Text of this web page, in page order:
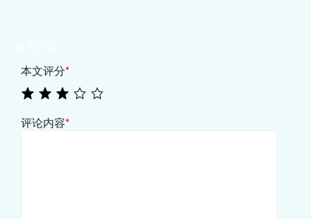
本文评分*
评论内容*